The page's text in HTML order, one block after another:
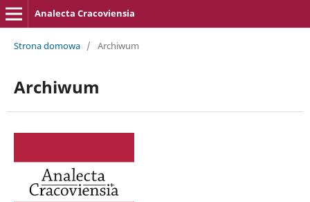
Analecta Cracoviensia
Strona domowa / Archiwum
Archiwum